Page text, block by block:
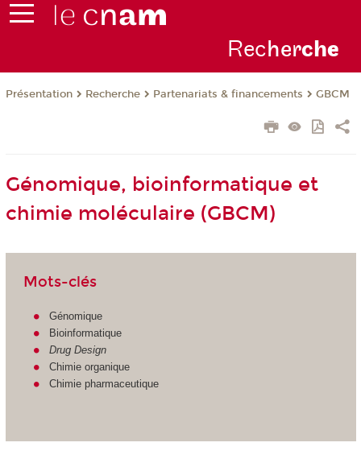
Recherche
Présentation Recherche Partenariats & financements GBCM
Génomique, bioinformatique et
chimie moléculaire (GBCM)
Mots-clés
Génomique
Bioinformatique
Drug Design
Chimie organique
Chimie pharmaceutique